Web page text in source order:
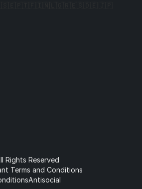
Rights Reserved
Terms and Conditions
Antisocial